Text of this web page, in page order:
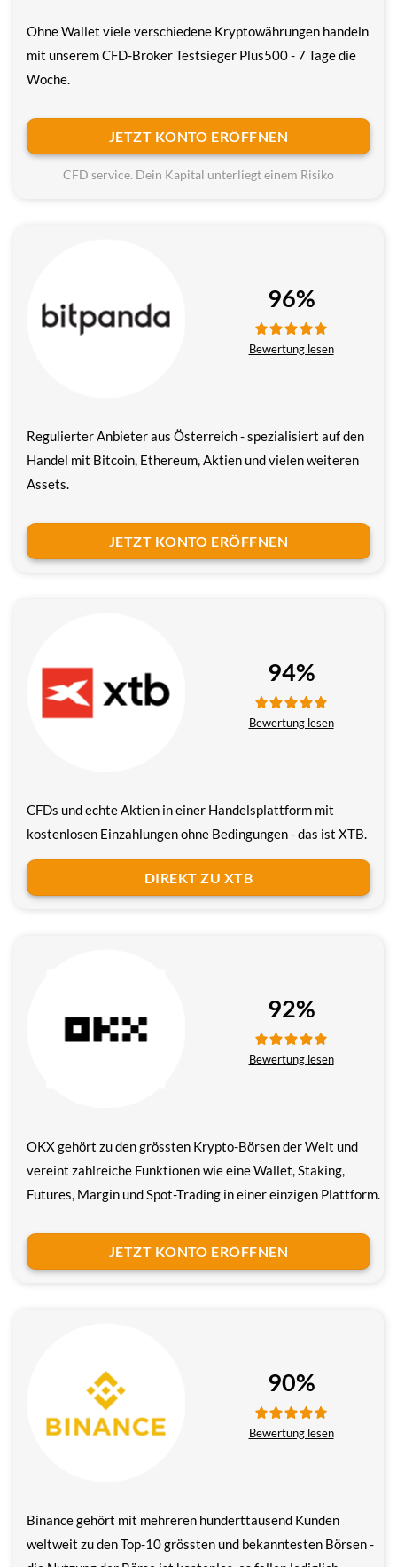
Ohne Wallet viele verschiedene Krypto­währungen handeln
mit unserem CFD-Broker Testsieger Plus500 - 7 Tage die
Woche.
JETZT KONTO ERÖFFNEN
CFD service. Dein Kapital unterliegt einem Risiko
Regulierter Anbieter aus Österreich - spezialisiert auf den
Handel mit Bitcoin, Ethereum, Aktien und vielen weiteren
Assets.
96%
Bewertung lesen
JETZT KONTO ERÖFFNEN
CFDs und echte Aktien in einer Handelsplattform mit
kostenlosen Einzahlungen ohne Bedingungen - das ist XTB.
94%
Bewertung lesen
DIREKT ZU XTB
OKX gehört zu den grössten Krypto-Börsen der Welt und
vereint zahlreiche Funktionen wie eine Wallet, Staking,
Futures, Margin und Spot-Trading in einer einzigen Plattform.
92%
Bewertung lesen
JETZT KONTO ERÖFFNEN
Binance gehört mit mehreren hunderttausend Kunden
weltweit zu den Top-10 grössten und bekanntesten Börsen -
90%
Bewertung lesen